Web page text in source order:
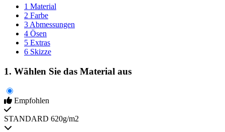
1 Material
2 Farbe
3 Abmessungen
4 Ösen
5 Extras
6 Skizze
1. Wählen Sie das Material aus
Empfohlen
STANDARD 620g/m2